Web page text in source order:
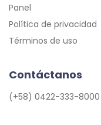
Panel
Política de privacidad
Términos de uso
Contáctanos
(+58) 0422-333-8000